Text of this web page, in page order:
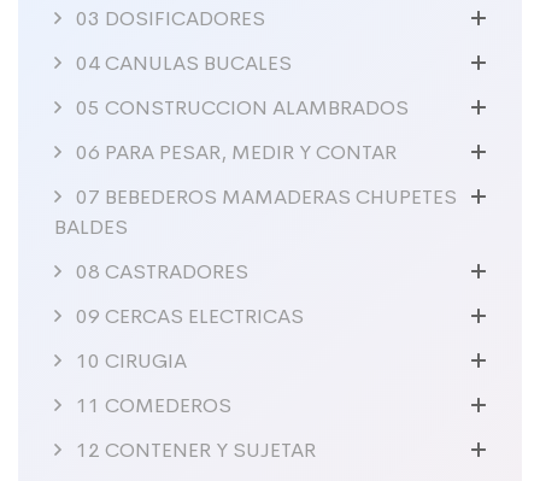
03 DOSIFICADORES
04 CANULAS BUCALES
05 CONSTRUCCION ALAMBRADOS
06 PARA PESAR, MEDIR Y CONTAR
07 BEBEDEROS MAMADERAS CHUPETES
BALDES
08 CASTRADORES
09 CERCAS ELECTRICAS
10 CIRUGIA
11 COMEDEROS
12 CONTENER Y SUJETAR